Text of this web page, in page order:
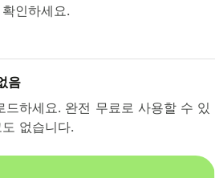
인하세요.
음
드하세요. 완전 무료로 사용할 수 있
없습니다.